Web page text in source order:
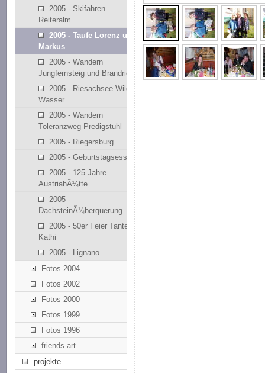
2005 - Skifahren
Reiteralm
2005 - Taufe Lorenz und
Markus
2005 - Wandern
Jungfernsteig und Brandriedl
2005 - Riesachsee Wilde
Wasser
2005 - Wandern
Toleranzweg Predigstuhl
2005 - Riegersburg
2005 - Geburtstagsessen
2005 - 125 Jahre
AustriahÃ¼tte
2005 -
DachsteinÃ¼berquerung
2005 - 50er Feier Tante
Kathi
2005 - Lignano
Fotos 2004
Fotos 2002
Fotos 2000
Fotos 1999
Fotos 1996
friends art
projekte